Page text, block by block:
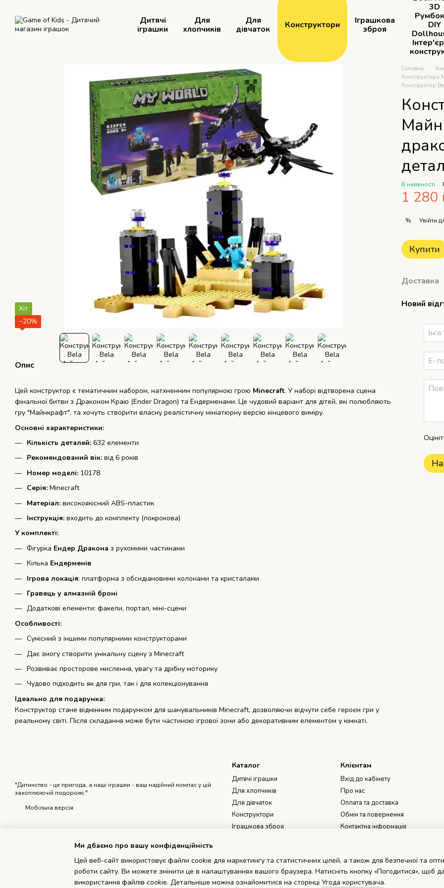
Дитячі
іграшки
Для
хлопчиків
Для
дівчаток
Конструктори
Іграшкова
зброя
3D
DIY
Хіт
−20%
Опис
Цей конструктор є тематичним набором, натхненним популярною грою Minecraft. У наборі відтворена сцена
фінальної битви з Драконом Краю (Ender Dragon) та Ендерменами. Це чудовий варіант для дітей, які полюбляють
гру "Майнкрафт", та хочуть створити власну реалістичну мініатюрну версію кінцевого виміру.
Основні характеристики:
Кількість деталей: 632 елементи
Рекомендований вік: від 6 років
Номер моделі: 10178
Серія: Minecraft
Матеріал: високоякісний ABS-пластик
Інструкція: входить до комплекту (покрокова)
У комплекті:
Фігурка Ендер Дракона з рухомими частинами
Кілька Ендерменів
Ігрова локація: платформа з обсидіановими колонами та кристалами
Гравець у алмазній броні
Додаткові елементи: факели, портал, міні-сцени
Особливості:
Сумісний з іншими популярними конструкторами
Дає змогу створити унікальну сцену з Minecraft
Розвиває просторове мислення, увагу та дрібну моторику
Чудово підходить як для гри, так і для колекціонування
Ідеально для подарунка:
Конструктор стане відмінним подарунком для шанувальників Minecraft, дозволяючи відчути себе героєм гри у
реальному світі. Після складання може бути частиною ігрової зони або декоративним елементом у кімнаті.
Головна
Конструктори
Конструктор
В наявності
1 280
% Увійти
Купити
Доставка
Новий
"Дитинство - це пригода, а наші іграшки - ваш надійний компас у цій
захоплюючій подорожі."
Мобільна версія
Інтернет-магазин створений з Хорошоп
Каталог
Дитячі іграшки
Для хлопчиків
Для дівчаток
Конструктори
Іграшкова зброя
Клієнтам
Вхід до кабінету
Про нас
Оплата та доставка
Обмін та повернення
Контактна інформація
Мапа сайту
Ми дбаємо про вашу конфіденційність
Цей веб-сайт використовує файли cookie для маркетингу та статистичних цілей, а також для безпечної та
роботи сайту. Ви можете змінити це в налаштуваннях вашого браузера. Натисніть кнопку «Погодитися», щоб
використання файлів cookie. Детальніше можна ознайомитися на сторінці Угода користувача.